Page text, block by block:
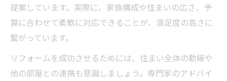
提案しています。実際に、家族構成や住まいの広さ、予
算に合わせて柔軟に対応できることが、満足度の高さに
繋がっています。
リフォームを成功させるためには、住まい全体の動線や
他の部屋との連携も意識しましょう。専門家のアドバイ